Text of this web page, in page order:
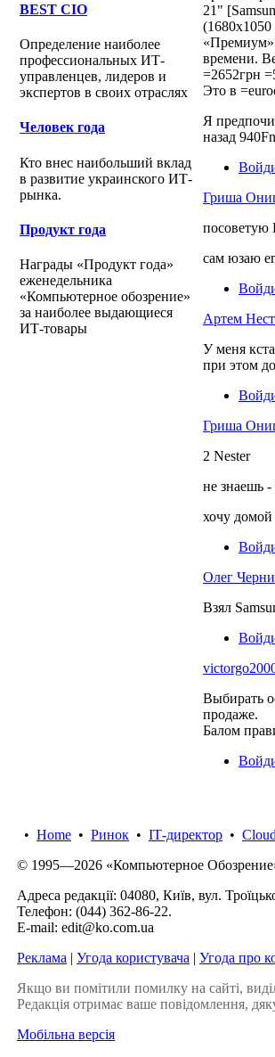
BEST CIO
Определение наиболее
профессиональных ИТ-
управленцев, лидеров и
экспертов в своих отраслях
Человек года
Кто внес наибольший вклад
в развитие украинского ИТ-
рынка.
Продукт года
Награды «Продукт года»
еженедельника
«Компьютерное обозрение»
за наиболее выдающиеся
ИТ-товары
21"
«Премиум»
времени.
=2652грн
Это в
Я
назад
Гриша
посоветую
сам юзаю
Артем
У меня
при этом
Гриша
2 Nester
не знаешь -
хочу домой
Олег
Взял
Выбирать
продаже.
Балом
• Home • Ринок • IТ-директор •
© 1995—2026 «Компьютерное
Адреса редакції: 04080, Київ, вул.
Телефон: (044) 362-86-22.
E-mail: edit@ko.com.ua
Реклама | Угода користувача | Угода про
Якщо ви помітили помилку на сайті,
Редакція отримає ваше повідомлення,
Мобільна версія